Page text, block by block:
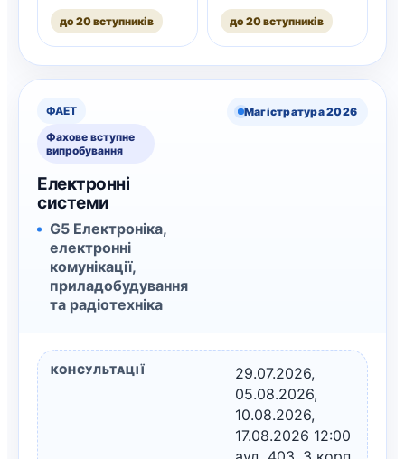
до 20 вступників до 20 вступників
ФАЕТ
Фахове вступне
випробування
Електронні
системи
G5 Електроніка,
електронні
комунікації,
приладобудування
та радіотехніка
Магістратура 2026
КОНСУЛЬТАЦІЇ
29.07.2026,
05.08.2026,
10.08.2026,
17.08.2026 12:00